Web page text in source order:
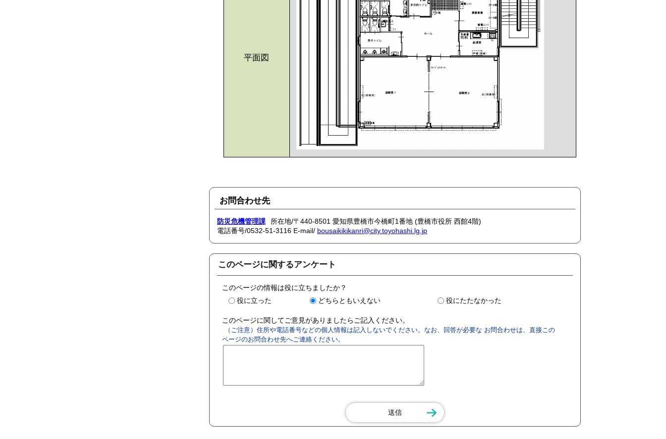
平面図
お問合わせ先
防災危機管理課
所在地/〒440-8501 愛知県豊橋市今橋町1番地 (豊橋市役所 西館4階)
電話番号/0532-51-3116 E-mail/ bousaikikikanri@city.toyohashi.lg.jp
このページに関するアンケート
このページの情報は役に立ちましたか？
役に立った
どちらともいえない 役にたたなかった
このページに関してご意見がありましたらご記入ください。
（ご注意）住所や電話番号などの個人情報は記入しないでください。なお、回答が必要な お問合わせは、直接この
ページのお問合わせ先へご連絡ください。